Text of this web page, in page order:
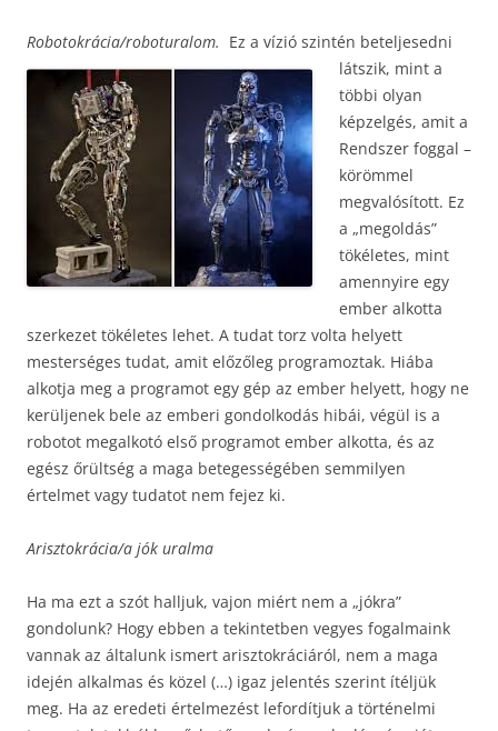
Robotokrácia/roboturalom. Ez a vízió szintén beteljesedni
látszik, mint a
többi olyan
képzelgés, amit a
Rendszer foggal –
körömmel
megvalósított. Ez
a „megoldás”
tökéletes, mint
amennyire egy
ember alkotta
szerkezet tökéletes lehet. A tudat torz volta helyett
mesterséges tudat, amit előzőleg programoztak. Hiába
alkotja meg a programot egy gép az ember helyett, hogy ne
kerüljenek bele az emberi gondolkodás hibái, végül is a
robotot megalkotó első programot ember alkotta, és az
egész őrültség a maga betegességében semmilyen
értelmet vagy tudatot nem fejez ki.
Arisztokrácia/a jók uralma
Ha ma ezt a szót halljuk, vajon miért nem a „jókra”
gondolunk? Hogy ebben a tekintetben vegyes fogalmaink
vannak az általunk ismert arisztokráciáról, nem a maga
idején alkalmas és közel (…) igaz jelentés szerint ítéljük
meg. Ha az eredeti értelmezést lefordítjuk a történelmi